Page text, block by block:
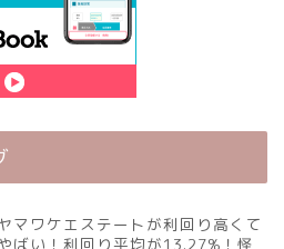
マワケエステートが利回り高くて
ばい！利回り平均が13.27%！怪